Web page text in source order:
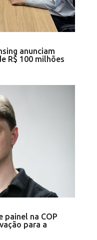
anunciam
R$ 100 milhões
painel na COP
para a